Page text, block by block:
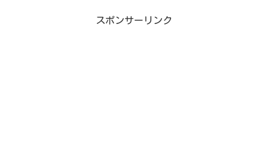
スポンサーリンク